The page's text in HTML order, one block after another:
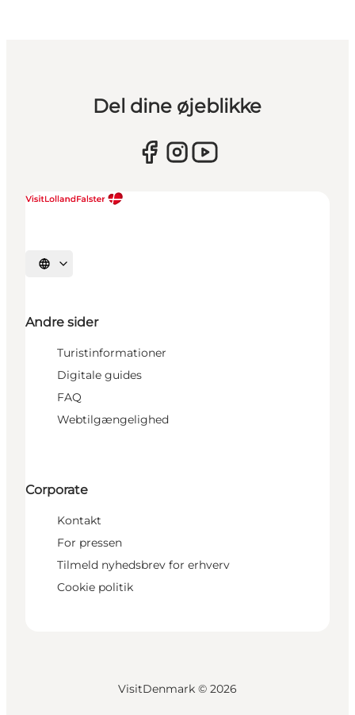
Del dine øjeblikke
Vælg sprog
Andre sider
Turistinformationer
Digitale guides
FAQ
Webtilgængelighed
Corporate
Kontakt
For pressen
Tilmeld nyhedsbrev for erhverv
Cookie politik
VisitDenmark © 2026